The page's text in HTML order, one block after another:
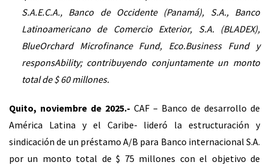
S.A.E.C.A., Banco de Occidente (Panamá), S.A., Banco
Latinoamericano de Comercio Exterior, S.A. (BLADEX),
BlueOrchard Microfinance Fund, Eco.Business Fund y
responsAbility; contribuyendo conjuntamente un monto
total de $ 60 millones.
Quito, noviembre de 2025.- CAF – Banco de desarrollo de
América Latina y el Caribe- lideró la estructuración y
sindicación de un préstamo A/B para Banco internacional S.A.
por un monto total de $ 75 millones con el objetivo de